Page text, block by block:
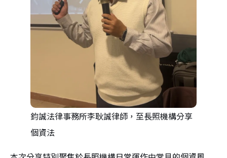
鈞誠法律事務所李耿誠律師，至長照機構分享
個資法